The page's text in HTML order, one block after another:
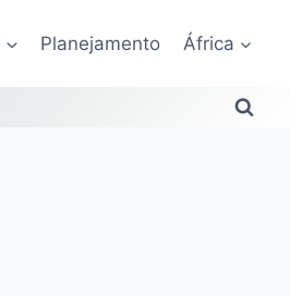
Planejamento África